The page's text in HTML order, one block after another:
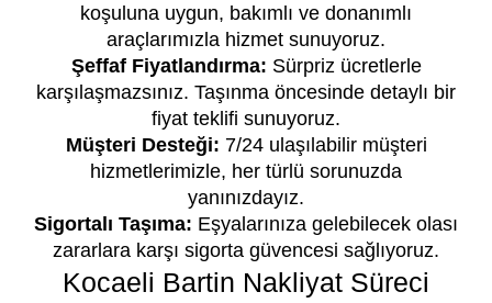
koşuluna uygun, bakımlı ve donanımlı
araçlarımızla hizmet sunuyoruz.
Şeffaf Fiyatlandırma: Sürpriz ücretlerle
karşılaşmazsınız. Taşınma öncesinde detaylı bir
fiyat teklifi sunuyoruz.
Müşteri Desteği: 7/24 ulaşılabilir müşteri
hizmetlerimizle, her türlü sorunuzda
yanınızdayız.
Sigortalı Taşıma: Eşyalarınıza gelebilecek olası
zararlara karşı sigorta güvencesi sağlıyoruz.
Kocaeli Bartin Nakliyat Süreci